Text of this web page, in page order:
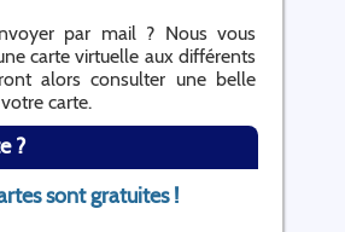
par mail ? Nous vous
carte virtuelle aux différents
alors consulter une belle
carte.
?
sont gratuites !